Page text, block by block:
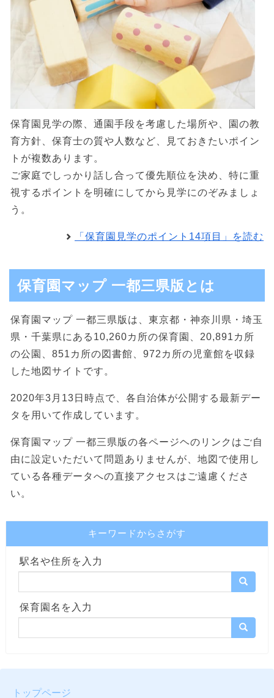
保育園見学の際、通園手段を考慮した場所や、園の教
育方針、保育士の質や人数など、見ておきたいポイン
トが複数あります。
ご家庭でしっかり話し合って優先順位を決め、特に重
視するポイントを明確にしてから見学にのぞみましょ
う。
「保育園見学のポイント14項目」を読む
保育園マップ 一都三県版とは
保育園マップ 一都三県版は、東京都・神奈川県・埼玉
県・千葉県にある10,260カ所の保育園、20,891カ所
の公園、851カ所の図書館、972カ所の児童館を収録
した地図サイトです。
2020年3月13日時点で、各自治体が公開する最新デー
タを用いて作成しています。
保育園マップ 一都三県版の各ページヘのリンクはご自
由に設定いただいて問題ありませんが、地図で使用し
ている各種データへの直接アクセスはご遠慮くださ
い。
キーワードからさがす
駅名や住所を入力
保育園名を入力
トップページ